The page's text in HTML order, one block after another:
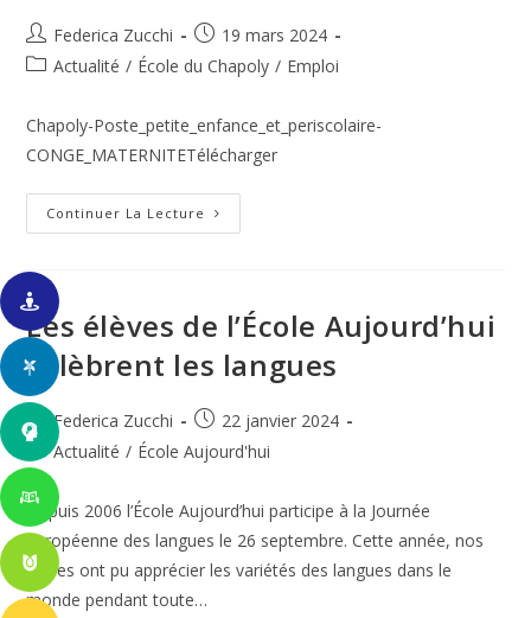
Auteur/autrice
de
Federica Zucchi
Publication
publiée :
19 mars 2024
PostActualité / École du Chapoly / Emploi
Chapoly-Poste_petite_enfance_et_periscolaire-
CONGE_MATERNITETélécharger
Continuer La Lecture CDD
Animateur/animatrice
École
Du
–
Tassin-
Demi-
Lune
Les élèves de l’École Aujourd’hui
célèbrent les langues
Auteur/autrice
de
la
publication :
Federica Zucchi
Publication
publiée :
22 janvier 2024
Post
category:
Actualité / École Aujourd'hui
Depuis 2006 l’École Aujourd’hui participe à la Journée
européenne des langues le 26 septembre. Cette année, nos
élèves ont pu apprécier les variétés des langues dans le
monde pendant toute…